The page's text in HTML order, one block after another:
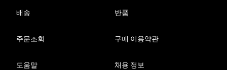
배송 반품
주문조회 구매 이용약관
도움말 채용 정보